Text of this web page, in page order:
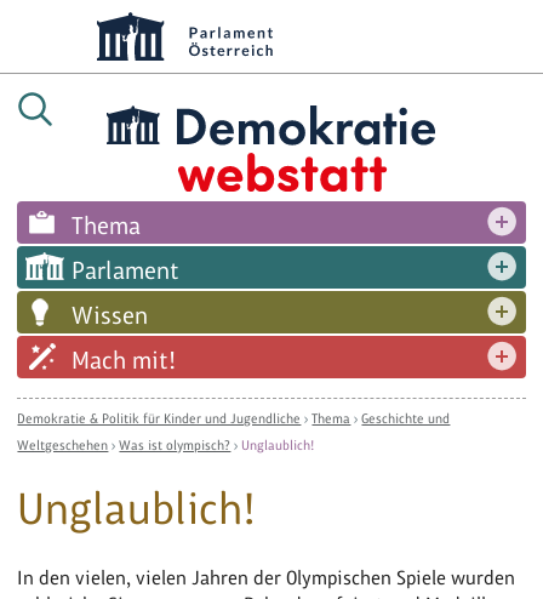
Thema
Parlament
Wissen
Mach mit!
Demokratie & Politik für Kinder und Jugendliche ›Thema ›Geschichte und
Weltgeschehen ›Was ist olympisch? › Unglaublich!
Unglaublich!
In den vielen, vielen Jahren der Olympischen Spiele wurden